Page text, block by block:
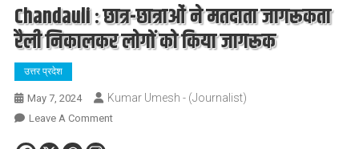
Chandauli : छात्र-छात्राओं ने मतदाता जागरूकता
रैली निकालकर लोगों को किया जागरूक
उत्तर प्रदेश
May 7, 2024 Kumar Umesh - (Journalist)
Leave A CommentOn